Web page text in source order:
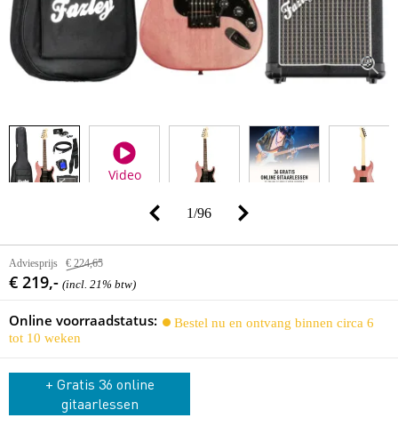
Video
1/96
Adviesprijs € 224,65
€ 219,- (incl. 21% btw)
Online voorraadstatus:
Bestel nu en ontvang binnen circa 6
tot 10 weken
+ Gratis 36 online
gitaarlessen